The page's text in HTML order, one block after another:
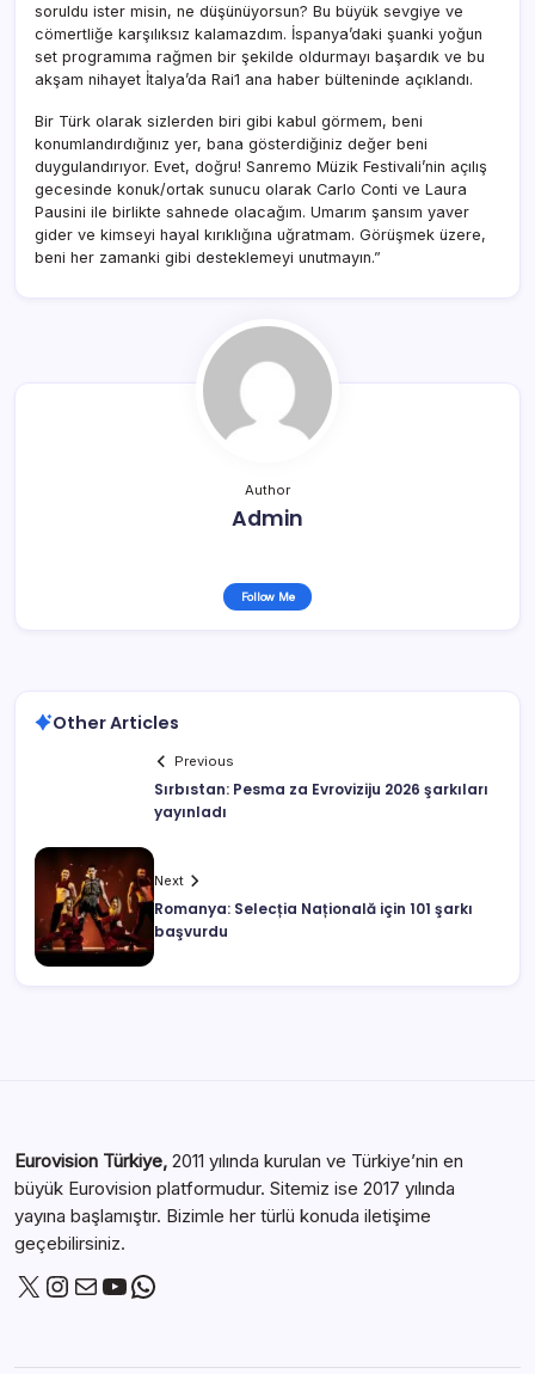
soruldu ister misin, ne düşünüyorsun? Bu büyük sevgiye ve
cömertliğe karşılıksız kalamazdım. İspanya’daki şuanki yoğun
set programıma rağmen bir şekilde oldurmayı başardık ve bu
akşam nihayet İtalya’da Rai1 ana haber bülteninde açıklandı.
Bir Türk olarak sizlerden biri gibi kabul görmem, beni
konumlandırdığınız yer, bana gösterdiğiniz değer beni
duygulandırıyor. Evet, doğru! Sanremo Müzik Festivali’nin açılış
gecesinde konuk/ortak sunucu olarak Carlo Conti ve Laura
Pausini ile birlikte sahnede olacağım. Umarım şansım yaver
gider ve kimseyi hayal kırıklığına uğratmam. Görüşmek üzere,
beni her zamanki gibi desteklemeyi unutmayın.”
Author
Admin
Follow Me
Other Articles
Previous
Sırbıstan: Pesma za Evroviziju 2026 şarkıları
yayınladı
Next
Romanya: Selecția Națională için 101 şarkı
başvurdu
Eurovision Türkiye, 2011 yılında kurulan ve Türkiye’nin en
büyük Eurovision platformudur. Sitemiz ise 2017 yılında
yayına başlamıştır. Bizimle her türlü konuda iletişime
geçebilirsiniz.